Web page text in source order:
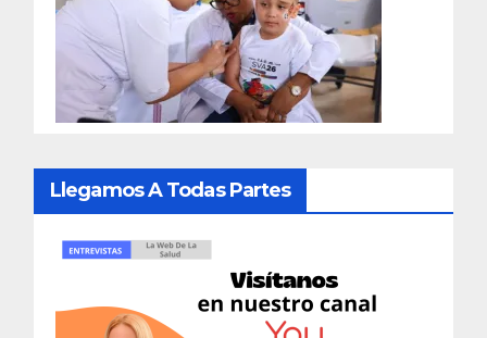
Llegamos A Todas Partes